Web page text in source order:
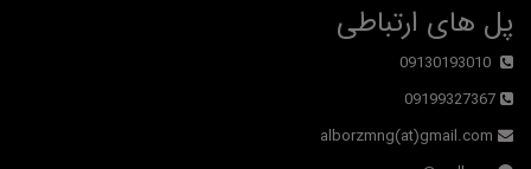
پل های ارتباطی
09130193010
09199327367
alborzmng(at)gmail.com